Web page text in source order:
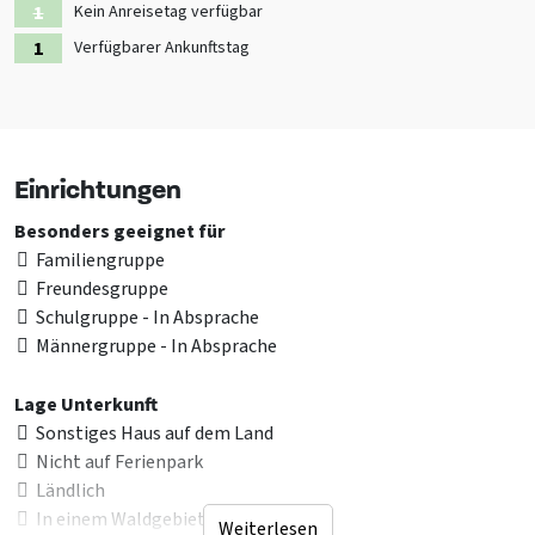
an
Kein Anreisetag verfügbar
Verfügbarer Ankunftstag
Einrichtungen
Lage Unterkunft
Sonstiges Haus auf dem Land
Nicht auf Ferienpark
Ländlich
In einem Waldgebiet
Besonders geeignet für
Familiengruppe
Freundesgruppe
Schulgruppe - In Absprache
Männergruppe - In Absprache
Weiterlesen